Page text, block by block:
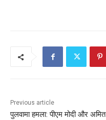
k
A
p
Previous article
पुलवामा हमला: पीएम मोदी और अमित